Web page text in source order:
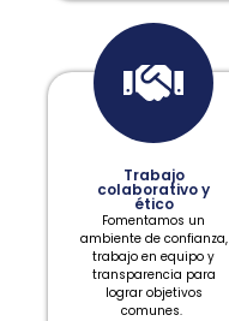
Trabajo
colaborativo y
ético
Fomentamos un
ambiente de confianza,
trabajo en equipo y
transparencia para
lograr objetivos
comunes.